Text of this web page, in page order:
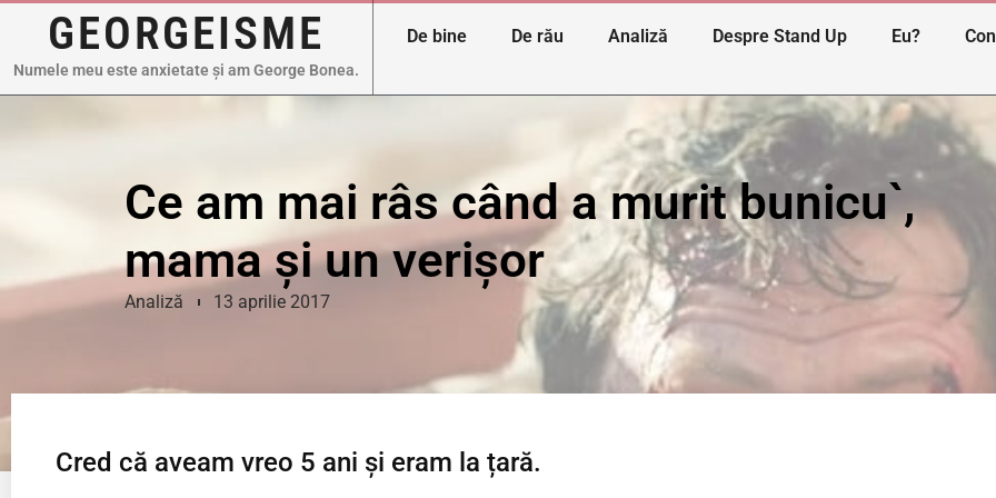
GEORGEISME
Numele meu este anxietate și am George Bonea.
De bine De rău Analiză Despre Stand Up Eu?
Ce am mai râs când a murit bunicu`,
mama și un verișor
Analiză 13 aprilie 2017
Cred că aveam vreo 5 ani și eram la țară.